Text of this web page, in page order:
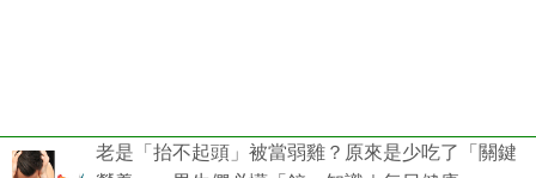
老是「抬不起頭」被當弱雞？原來是少吃了「關鍵